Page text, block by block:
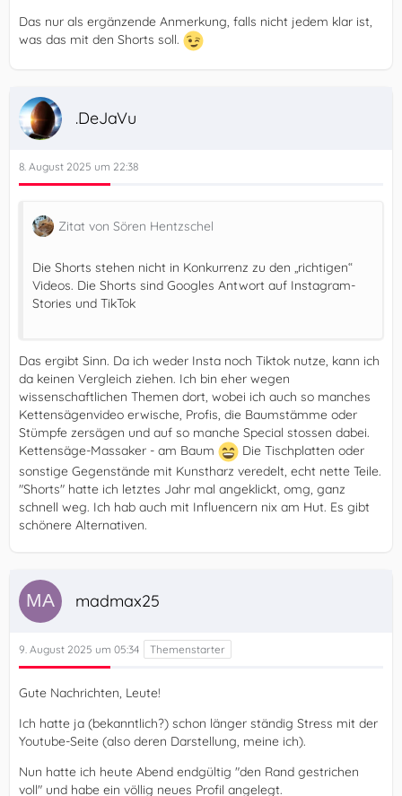
Das nur als ergänzende Anmerkung, falls nicht jedem klar ist,
was das mit den Shorts soll.
.DeJaVu
8. August 2025 um 22:38
Zitat von Sören Hentzschel
Die Shorts stehen nicht in Konkurrenz zu den „richtigen“
Videos. Die Shorts sind Googles Antwort auf Instagram-
Stories und TikTok
Das ergibt Sinn. Da ich weder Insta noch Tiktok nutze, kann ich
da keinen Vergleich ziehen. Ich bin eher wegen
wissenschaftlichen Themen dort, wobei ich auch so manches
Kettensägenvideo erwische, Profis, die Baumstämme oder
Stümpfe zersägen und auf so manche Special stossen dabei.
Kettensäge-Massaker - am Baum
Die Tischplatten oder
sonstige Gegenstände mit Kunstharz veredelt, echt nette Teile.
"Shorts" hatte ich letztes Jahr mal angeklickt, omg, ganz
schnell weg. Ich hab auch mit Influencern nix am Hut. Es gibt
schönere Alternativen.
madmax25
9. August 2025 um 05:34
Gute Nachrichten, Leute!
Ich hatte ja (bekanntlich?) schon länger ständig Stress mit der
Youtube-Seite (also deren Darstellung, meine ich).
Nun hatte ich heute Abend endgültig "den Rand gestrichen
voll" und habe ein völlig neues Profil angelegt.